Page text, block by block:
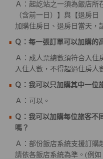
Ａ：起訖站之一須為飯店所
（含前一日）】與【退房
加購住房日、退房日當天，
Ｑ：每一張訂單可以加購的
Ａ：成人票總數須符合入住
入住人數，不得超過住房人
Ｑ：我可以只加購其中一位
Ａ：可以。
Ｑ：我可以加購每位旅客不
嗎？
Ａ：部份飯店系統支援訂購
請依各飯店系統為準。(例